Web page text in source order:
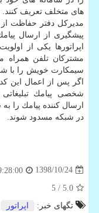
های متخلف تعریف كنند.
مدیركل دفتر حفاظت
پیشگیری از ارسال
اپراتورها یكی از
مشتركان تلفن همراه
اگر پس از اعمال این
شخصی پیامك
در شبكه مسدود شوند.
1398/10/24
5.0
/ 5
تگهای خبر:
اپراتور